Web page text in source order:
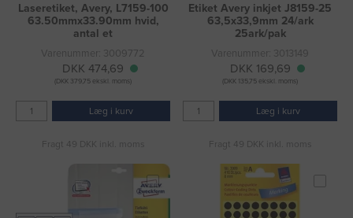
Laseretiket, Avery, L7159-100
63.50mmx33.90mm hvid,
antal et
Varenummer: 3009772
DKK 474,69
(DKK 379,75 ekskl. moms)
Læg i kurv
Fragt 49 DKK inkl. moms
Etiket Avery inkjet J8159-25
63,5x33,9mm 24/ark
25ark/pak
Varenummer: 3013149
DKK 169,69
(DKK 135,75 ekskl. moms)
Læg i kurv
Fragt 49 DKK inkl. moms